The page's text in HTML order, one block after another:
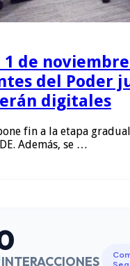
1 de
del Poder
digitales
fin a la etapa
Además, se …
INTERACCIONES